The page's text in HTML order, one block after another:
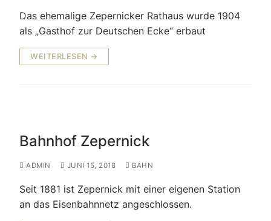
Das ehemalige Zepernicker Rathaus wurde 1904
als „Gasthof zur Deutschen Ecke“ erbaut
WEITERLESEN →
Bahnhof Zepernick
ADMIN JUNI 15, 2018 BAHN
Seit 1881 ist Zepernick mit einer eigenen Station
an das Eisenbahnnetz angeschlossen.